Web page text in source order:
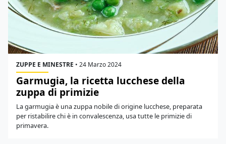
ZUPPE E MINESTRE • 24 Marzo 2024
Garmugia, la ricetta lucchese della
zuppa di primizie
La garmugia è una zuppa nobile di origine lucchese, preparata
per ristabilire chi è in convalescenza, usa tutte le primizie di
primavera.